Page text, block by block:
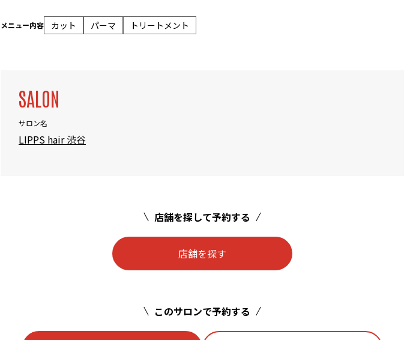
メニュー内容 カット パーマ トリートメント
SALON
サロン名
LIPPS hair 渋谷
店舗を探して予約する
店舗を探す
このサロンで予約する